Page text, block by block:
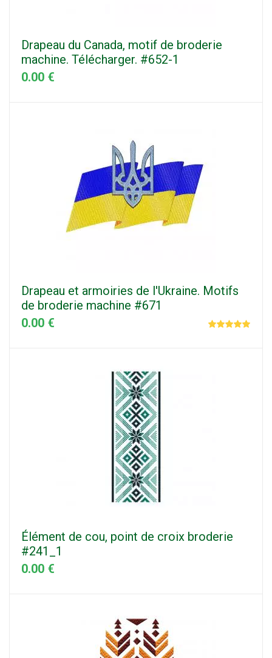
Drapeau du Canada, motif de broderie
machine. Télécharger. #652-1
0.00 €
Drapeau et armoiries de l'Ukraine. Motifs
de broderie machine #671
0.00 €
Élément de cou, point de croix broderie
#241_1
0.00 €